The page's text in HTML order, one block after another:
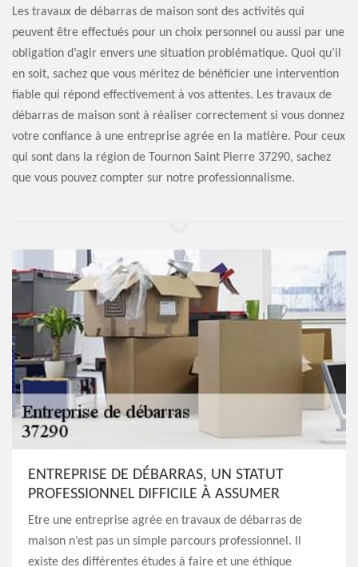
Les travaux de débarras de maison sont des activités qui
peuvent être effectués pour un choix personnel ou aussi par une
obligation d’agir envers une situation problématique. Quoi qu’il
en soit, sachez que vous méritez de bénéficier une intervention
fiable qui répond effectivement à vos attentes. Les travaux de
débarras de maison sont à réaliser correctement si vous donnez
votre confiance à une entreprise agrée en la matière. Pour ceux
qui sont dans la région de Tournon Saint Pierre 37290, sachez
que vous pouvez compter sur notre professionnalisme.
ENTREPRISE DE DÉBARRAS, UN STATUT
PROFESSIONNEL DIFFICILE À ASSUMER
Etre une entreprise agrée en travaux de débarras de
maison n’est pas un simple parcours professionnel. Il
existe des différentes études à faire et une éthique